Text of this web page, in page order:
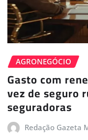
AGRONEGÓCIO
Gasto com
vez de seguro
seguradoras
Redação Gazeta